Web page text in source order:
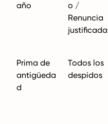
año
o /
Renuncia
justificada
Prima de
antigüeda
d
Todos los
despidos